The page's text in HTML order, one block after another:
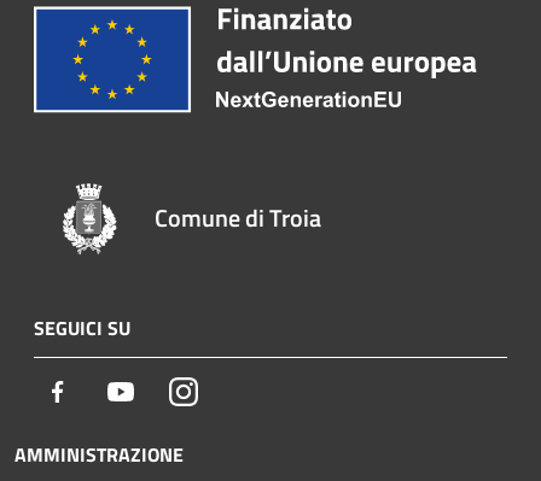
Comune di Troia
SEGUICI SU
Facebook YoutubeInstagram
AMMINISTRAZIONE